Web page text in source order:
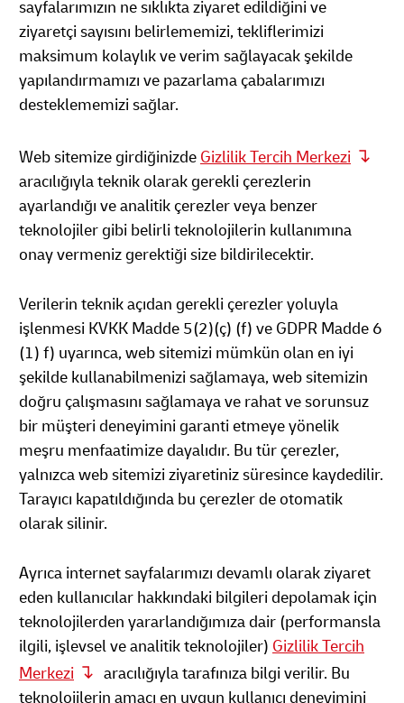
sayfalarımızın ne sıklıkta ziyaret edildiğini ve
ziyaretçi sayısını belirlememizi, tekliflerimizi
maksimum kolaylık ve verim sağlayacak şekilde
yapılandırmamızı ve pazarlama çabalarımızı
desteklememizi sağlar.
Web sitemize girdiğinizde Gizlilik Tercih Merkezi
aracılığıyla teknik olarak gerekli çerezlerin
ayarlandığı ve analitik çerezler veya benzer
teknolojiler gibi belirli teknolojilerin kullanımına
onay vermeniz gerektiği size bildirilecektir.
Verilerin teknik açıdan gerekli çerezler yoluyla
işlenmesi KVKK Madde 5(2)(ç) (f) ve GDPR Madde 6
(1) f) uyarınca, web sitemizi mümkün olan en iyi
şekilde kullanabilmenizi sağlamaya, web sitemizin
doğru çalışmasını sağlamaya ve rahat ve sorunsuz
bir müşteri deneyimini garanti etmeye yönelik
meşru menfaatimize dayalıdır. Bu tür çerezler,
yalnızca web sitemizi ziyaretiniz süresince kaydedilir.
Tarayıcı kapatıldığında bu çerezler de otomatik
olarak silinir.
Ayrıca internet sayfalarımızı devamlı olarak ziyaret
eden kullanıcılar hakkındaki bilgileri depolamak için
teknolojilerden yararlandığımıza dair (performansla
ilgili, işlevsel ve analitik teknolojiler) Gizlilik Tercih
Merkezi
aracılığıyla tarafınıza bilgi verilir. Bu
teknolojilerin amacı en uygun kullanıcı deneyimini